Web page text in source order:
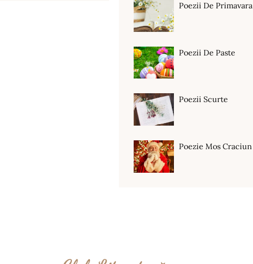
Poezii De Primavara
Poezii De Paste
Poezii Scurte
Poezie Mos Craciun